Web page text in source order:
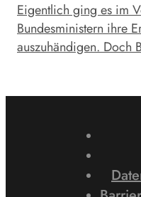
Eigentlich ging es im
Bundesministern ihre
auszuhändigen. Doch